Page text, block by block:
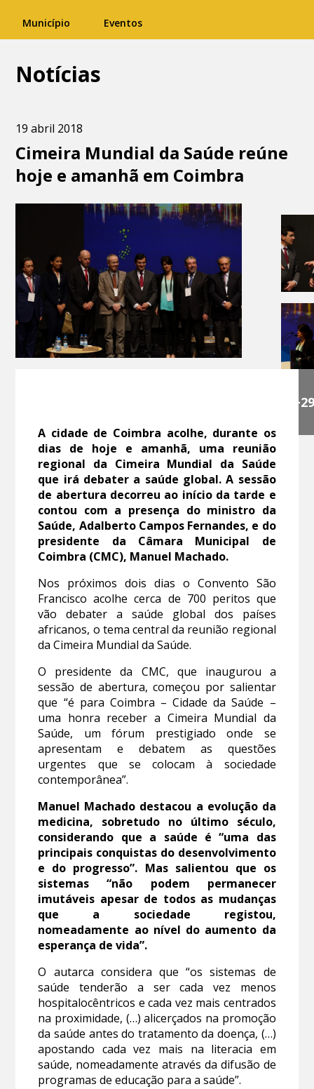
Município Eventos
Notícias
19 abril 2018
Cimeira Mundial da Saúde reúne
hoje e amanhã em Coimbra
+29
A cidade de Coimbra acolhe, durante os
dias de hoje e amanhã, uma reunião
regional da Cimeira Mundial da Saúde
que irá debater a saúde global. A sessão
de abertura decorreu ao início da tarde e
contou com a presença do ministro da
Saúde, Adalberto Campos Fernandes, e do
presidente da Câmara Municipal de
Coimbra (CMC), Manuel Machado.
Nos próximos dois dias o Convento São
Francisco acolhe cerca de 700 peritos que
vão debater a saúde global dos países
africanos, o tema central da reunião regional
da Cimeira Mundial da Saúde.
O presidente da CMC, que inaugurou a
sessão de abertura, começou por salientar
que “é para Coimbra – Cidade da Saúde –
uma honra receber a Cimeira Mundial da
Saúde, um fórum prestigiado onde se
apresentam e debatem as questões
urgentes que se colocam à sociedade
contemporânea”.
Manuel Machado destacou a evolução da
medicina, sobretudo no último século,
considerando que a saúde é “uma das
principais conquistas do desenvolvimento
e do progresso”. Mas salientou que os
sistemas “não podem permanecer
imutáveis apesar de todos as mudanças
que a sociedade registou,
nomeadamente ao nível do aumento da
esperança de vida”.
O autarca considera que “os sistemas de
saúde tenderão a ser cada vez menos
hospitalocêntricos e cada vez mais centrados
na proximidade, (…) alicerçados na promoção
da saúde antes do tratamento da doença, (…)
apostando cada vez mais na literacia em
saúde, nomeadamente através da difusão de
programas de educação para a saúde”.